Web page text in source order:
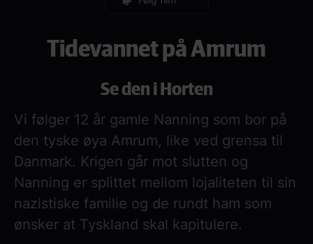
Tidevannet på Amrum
Se den i Horten
Vi følger 12 år gamle Nanning som bor på
den tyske øya Amrum, like ved grensa til
Danmark. Krigen går mot slutten og
Nanning er splittet mellom lojaliteten til sin
nazistiske familie og de rundt ham som
ønsker at Tyskland skal kapitulere.